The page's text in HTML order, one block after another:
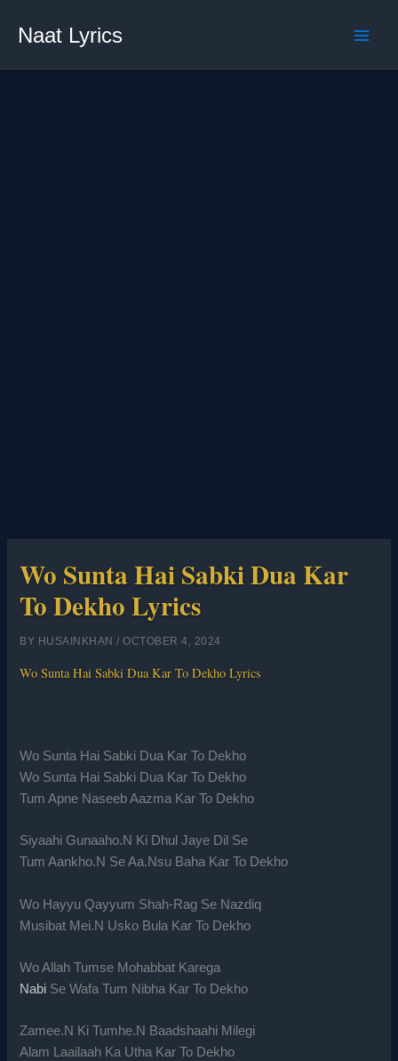
Naat Lyrics
Wo Sunta Hai Sabki Dua Kar
To Dekho Lyrics
BY HUSAINKHAN/OCTOBER 4, 2024
Wo Sunta Hai Sabki Dua Kar To Dekho Lyrics
Wo Sunta Hai Sabki Dua Kar To Dekho
Wo Sunta Hai Sabki Dua Kar To Dekho
Tum Apne Naseeb Aazma Kar To Dekho
Siyaahi Gunaaho.N Ki Dhul Jaye Dil Se
Tum Aankho.N Se Aa.Nsu Baha Kar To Dekho
Wo Hayyu Qayyum Shah-Rag Se Nazdiq
Musibat Mei.N Usko Bula Kar To Dekho
Wo Allah Tumse Mohabbat Karega
Nabi Se Wafa Tum Nibha Kar To Dekho
Zamee.N Ki Tumhe.N Baadshaahi Milegi
Alam Laailaah Ka Utha Kar To Dekho